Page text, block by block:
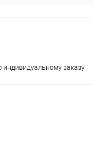
индивидуальному заказу